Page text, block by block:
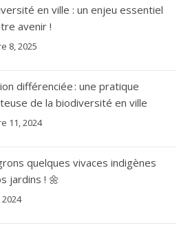
en ville : un enjeu essentiel
avenir !
8, 2025
différenciée : une pratique
de la biodiversité en ville
11, 2024
quelques vivaces indigènes
jardins ! 🌼